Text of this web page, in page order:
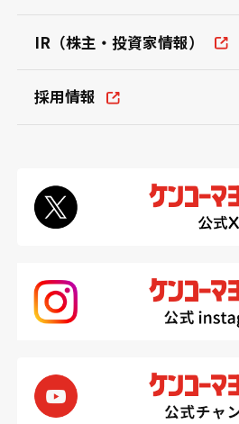
IR（株主・投資家情報）
採用情報